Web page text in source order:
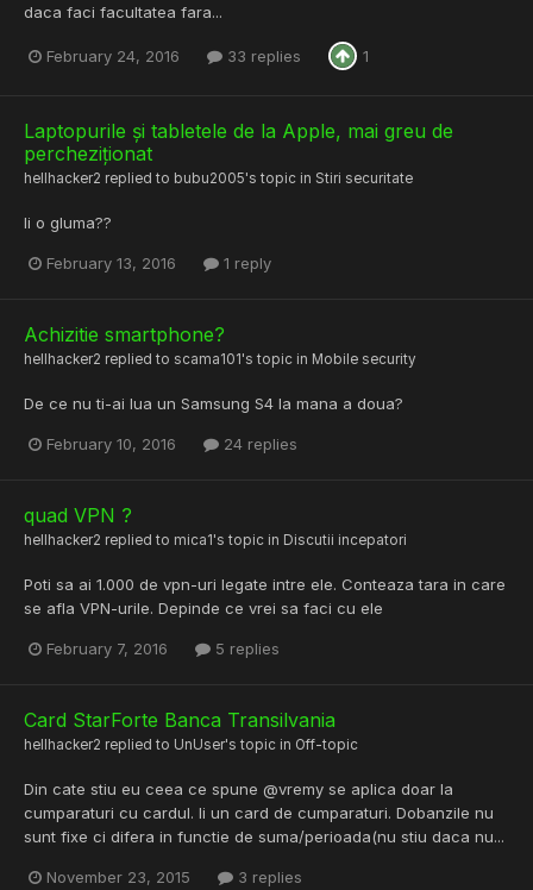
daca faci facultatea fara...
February 24, 2016 33 replies 1
Laptopurile și tabletele de la Apple, mai greu de
percheziționat
hellhacker2 replied to bubu2005's topic in Stiri securitate
Ii o gluma??
February 13, 2016 1 reply
Achizitie smartphone?
hellhacker2 replied to scama101's topic in Mobile security
De ce nu ti-ai lua un Samsung S4 la mana a doua?
February 10, 2016 24 replies
quad VPN ?
hellhacker2 replied to mica1 's topic in Discutii incepatori
Poti sa ai 1.000 de vpn-uri legate intre ele. Conteaza tara in care
se afla VPN-urile. Depinde ce vrei sa faci cu ele
February 7, 2016 5 replies
Card StarForte Banca Transilvania
hellhacker2 replied to UnUser's topic in Off-topic
Din cate stiu eu ceea ce spune @vremy se aplica doar la
cumparaturi cu cardul. Ii un card de cumparaturi. Dobanzile nu
sunt fixe ci difera in functie de suma/perioada(nu stiu daca nu...
November 23, 2015 3 replies